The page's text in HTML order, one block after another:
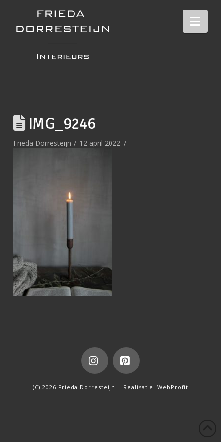
IMG_9246
Frieda Dorresteijn 12 april 2022
InstagramPinterest
(C) 2026 Frieda Dorresteijn | Realisatie: WebProfit